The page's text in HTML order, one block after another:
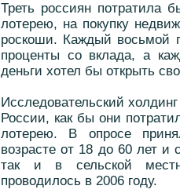
Треть россиян потратила
лотерею, на покупку
роскоши. Каждый восьмой
проценты со вклада, а
деньги хотел бы открыть
Исследовательский
России, как бы они
лотерею. В опросе
возрасте от 18 до 60 лет и
так и в сельской
проводилось в 2006 году.